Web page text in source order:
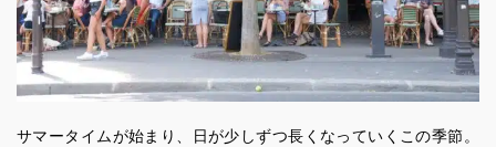
サマータイムが始まり、日が少しずつ長くなっていくこの季節。